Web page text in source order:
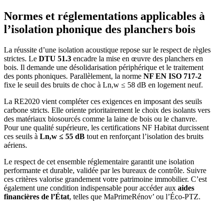
Normes et réglementations applicables à
l’isolation phonique des planchers bois
La réussite d’une isolation acoustique repose sur le respect de règles
strictes. Le DTU 51.3 encadre la mise en œuvre des planchers en
bois. Il demande une désolidarisation périphérique et le traitement
des ponts phoniques. Parallèlement, la norme NF EN ISO 717-2
fixe le seuil des bruits de choc à Ln,w ≤ 58 dB en logement neuf.
La RE2020 vient compléter ces exigences en imposant des seuils
carbone stricts. Elle oriente prioritairement le choix des isolants vers
des matériaux biosourcés comme la laine de bois ou le chanvre.
Pour une qualité supérieure, les certifications NF Habitat durcissent
ces seuils à Ln,w ≤ 55 dB tout en renforçant l’isolation des bruits
aériens.
Le respect de cet ensemble réglementaire garantit une isolation
performante et durable, validée par les bureaux de contrôle. Suivre
ces critères valorise grandement votre patrimoine immobilier. C’est
également une condition indispensable pour accéder aux aides
financières de l’État, telles que MaPrimeRénov’ ou l’Éco-PTZ.